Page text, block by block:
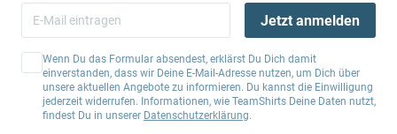
Jetzt anmelden
Wenn Du das Formular absendest, erklärst Du Dich damit
einverstanden, dass wir Deine E-Mail-Adresse nutzen, um Dich über
unsere aktuellen Angebote zu informieren. Du kannst die Einwilligung
jederzeit widerrufen. Informationen, wie TeamShirts Deine Daten nutzt,
findest Du in unserer Datenschutzerklärung.